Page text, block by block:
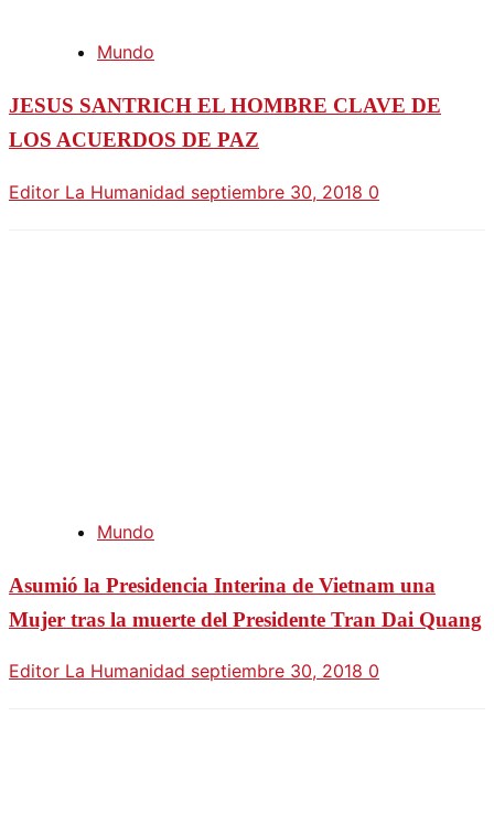
Mundo
JESUS SANTRICH EL HOMBRE CLAVE DE
LOS ACUERDOS DE PAZ
Editor La Humanidad septiembre 30, 2018 0
Mundo
Asumió la Presidencia Interina de Vietnam una
Mujer tras la muerte del Presidente Tran Dai Quang
Editor La Humanidad septiembre 30, 2018 0